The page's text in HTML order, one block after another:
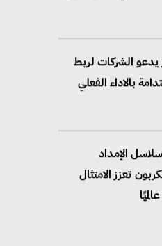
الشركات لربط
بالاداء الفعلي
الإمداد
تعزز الامتثال